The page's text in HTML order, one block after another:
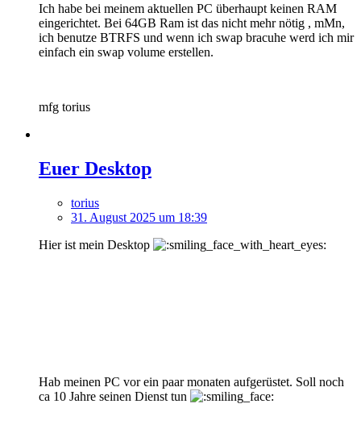
Ich habe bei meinem aktuellen PC überhaupt keinen RAM
eingerichtet. Bei 64GB Ram ist das nicht mehr nötig , mMn,
ich benutze BTRFS und wenn ich swap bracuhe werd ich mir
einfach ein swap volume erstellen.
mfg torius
Euer Desktop
torius
31. August 2025 um 18:39
Hier ist mein Desktop
Hab meinen PC vor ein paar monaten aufgerüstet. Soll noch
ca 10 Jahre seinen Dienst tun